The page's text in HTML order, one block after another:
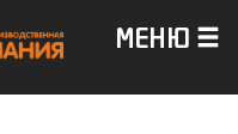
МЕНЮ